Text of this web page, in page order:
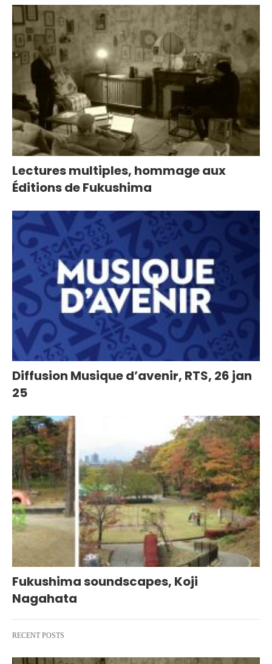
Lectures multiples, hommage aux
Éditions de Fukushima
Diffusion Musique d’avenir, RTS, 26 jan
25
Fukushima soundscapes, Koji
Nagahata
RECENT POSTS